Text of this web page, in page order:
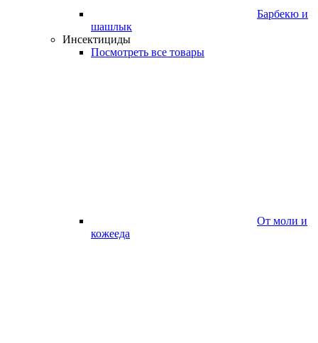
Барбекю и
шашлык
Инсектициды
Посмотреть все товары
От моли и
кожееда